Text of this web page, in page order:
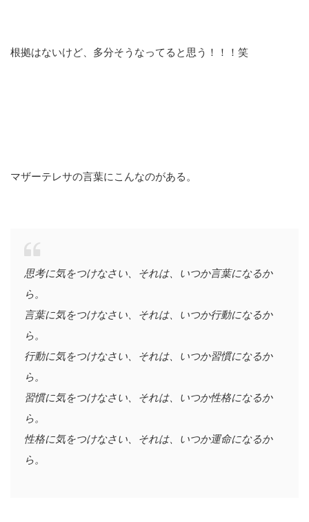
根拠はないけど、多分そうなってると思う！！！笑
マザーテレサの言葉にこんなのがある。
思考に気をつけなさい、それは、いつか言葉になるか
ら。
言葉に気をつけなさい、それは、いつか行動になるか
ら。
行動に気をつけなさい、それは、いつか習慣になるか
ら。
習慣に気をつけなさい、それは、いつか性格になるか
ら。
性格に気をつけなさい、それは、いつか運命になるか
ら。